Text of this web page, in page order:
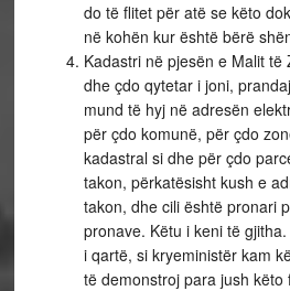
do të flitet për atë se këto
në kohën kur është bërë
Kadastri në pjesën e Malit të
dhe çdo qytetar i joni,
mund të hyj në adresën
për çdo komunë, për çdo
kadastral si dhe për çdo
takon, përkatësisht kush e
takon, dhe cili është pronari
pronave. Këtu i keni të
i qartë, si kryeministër kam
të demonstroj para jush